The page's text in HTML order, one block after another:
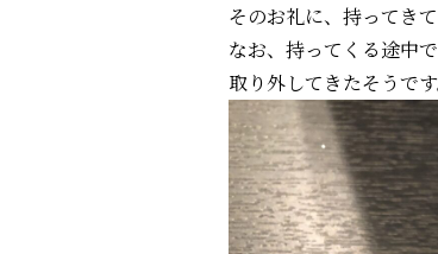
そのお礼に、持ってき
なお、持ってくる途中
取り外してきたそうです